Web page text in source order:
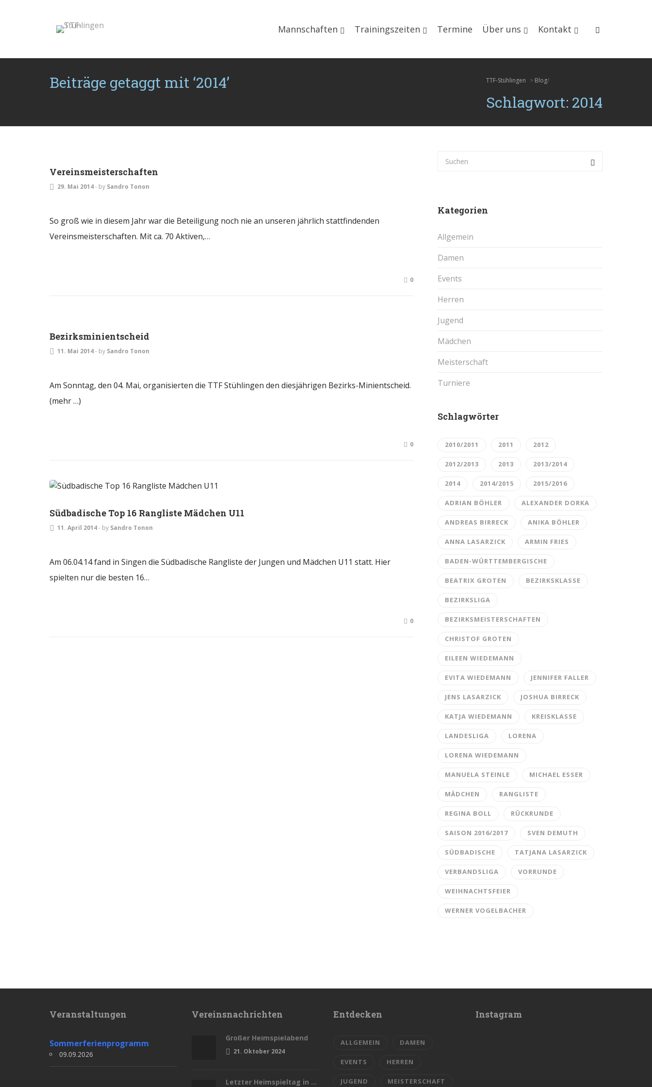
Mannschaften Trainingszeiten Termine Über uns Kontakt
Beiträge getaggt mit ‘2014’ TTF-Stühlingen > Blog/
Schlagwort: 2014
Vereinsmeisterschaften
29. Mai 2014- by Sandro Tonon
So groß wie in diesem Jahr war die Beteiligung noch nie an unseren jährlich stattfindenden
Vereinsmeisterschaften. Mit ca. 70 Aktiven,…
0
Bezirksminientscheid
11. Mai 2014- by Sandro Tonon
Am Sonntag, den 04. Mai, organisierten die TTF Stühlingen den diesjährigen Bezirks-Minientscheid.
(mehr …)
0
Südbadische Top 16 Rangliste Mädchen U11
11. April 2014- by Sandro Tonon
Am 06.04.14 fand in Singen die Südbadische Rangliste der Jungen und Mädchen U11 statt. Hier
spielten nur die besten 16…
0
Kategorien
Allgemein
Damen
Events
Herren
Jugend
Mädchen
Meisterschaft
Turniere
Schlagwörter
2010/2011 2011 2012
2012/2013 2013 2013/2014
2014 2014/2015 2015/2016
ADRIAN BÖHLER ALEXANDER DORKA
ANDREAS BIRRECK ANIKA BÖHLER
ANNA LASARZICK ARMIN FRIES
BADEN-WÜRTTEMBERGISCHE
BEATRIX GROTEN BEZIRKSKLASSE
BEZIRKSLIGA
BEZIRKSMEISTERSCHAFTEN
CHRISTOF GROTEN
EILEEN WIEDEMANN
EVITA WIEDEMANN JENNIFER FALLER
JENS LASARZICK JOSHUA BIRRECK
KATJA WIEDEMANN KREISKLASSE
LANDESLIGA LORENA
LORENA WIEDEMANN
MANUELA STEINLE MICHAEL ESSER
MÄDCHEN RANGLISTE
REGINA BOLL RÜCKRUNDE
SAISON 2016/2017 SVEN DEMUTH
SÜDBADISCHE TATJANA LASARZICK
VERBANDSLIGA VORRUNDE
WEIHNACHTSFEIER
WERNER VOGELBACHER
Veranstaltungen
Sommerferienprogramm
09.09.2026
Vereinsnachrichten
Großer Heimspielabend
21. Oktober 2024
Letzter Heimspieltag in dieser Saison
Entdecken
ALLGEMEIN DAMEN
EVENTS HERREN
JUGEND MEISTERSCHAFT
Instagram